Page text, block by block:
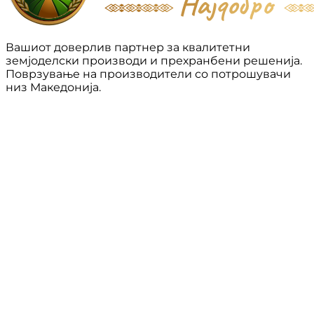
Вашиот доверлив партнер за квалитетни
земјоделски производи и прехранбени решенија.
Поврзување на производители со потрошувачи
низ Македонија.